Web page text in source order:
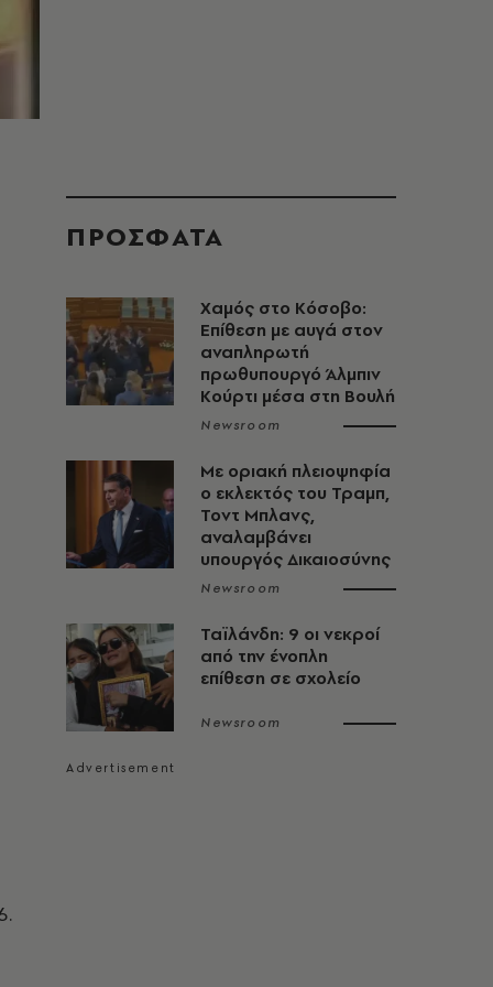
ΠΡΟΣΦΑΤΑ
Χαμός στο Κόσοβο:
Επίθεση με αυγά στον
αναπληρωτή
πρωθυπουργό Άλμπιν
Κούρτι μέσα στη Βουλή
Newsroom
Με οριακή πλειοψηφία
ο εκλεκτός του Τραμπ,
Τοντ Μπλανς,
αναλαμβάνει
υπουργός Δικαιοσύνης
Newsroom
Ταϊλάνδη: 9 οι νεκροί
από την ένοπλη
επίθεση σε σχολείο
Newsroom